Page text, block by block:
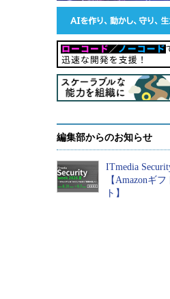
編集部からのお知らせ
ITmedia
【Amazonギ
ト】